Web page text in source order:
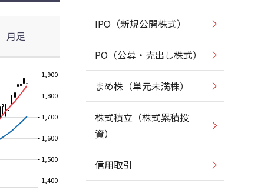
月足
1,400
1,500
1,600
1,700
1,800
1,900
IPO（新規公開株式）
PO（公募・売出し株式）
まめ株（単元未満株）
株式積立（株式累積投
資）
信用取引